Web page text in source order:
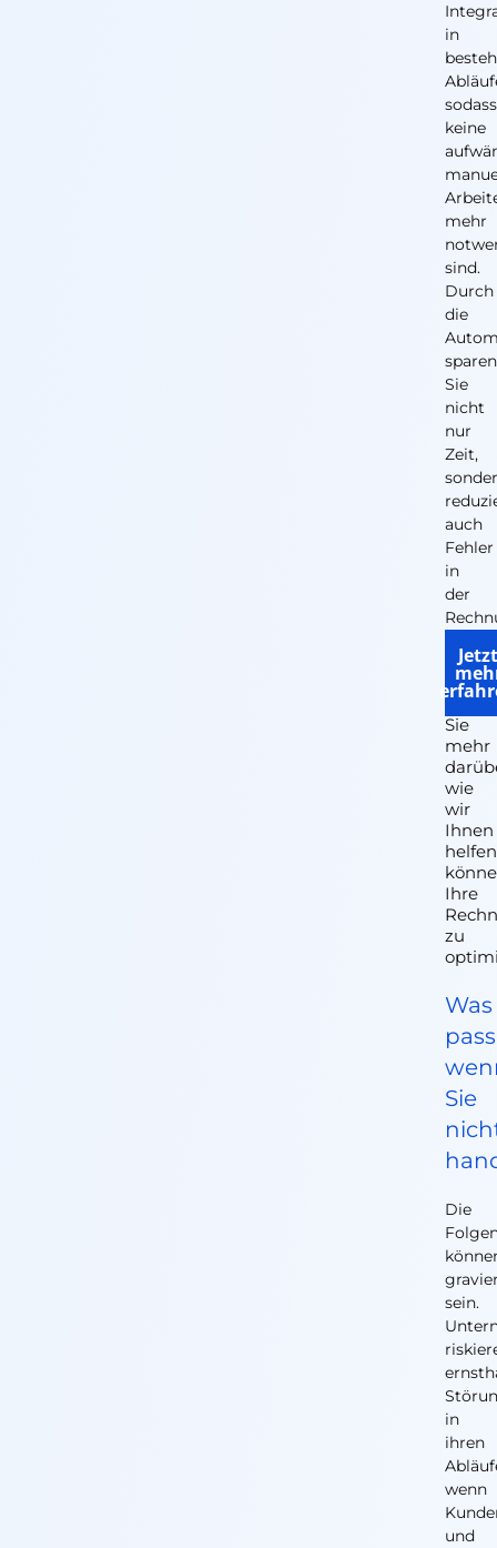
in
sodass
keine
mehr
sind.
Durch
die
sparen
Sie
nicht
nur
Zeit,
auch
Fehler
in
der
Sie
uns
Sie
mehr
wie
wir
Ihnen
helfen
Ihre
zu
Was
Sie
Die
sein.
in
ihren
wenn
und